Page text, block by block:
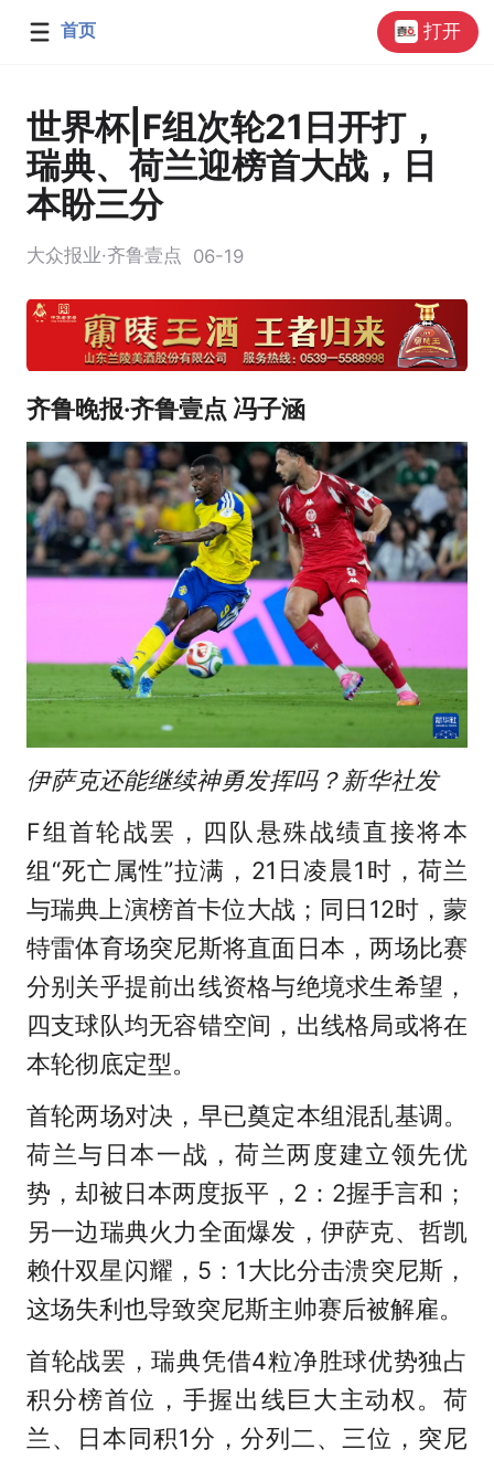
首页 打开
世界杯|F组次轮21日开打，
瑞典、荷兰迎榜首大战，日
本盼三分
大众报业·齐鲁壹点 06-19
齐鲁晚报·齐鲁壹点 冯子涵
伊萨克还能继续神勇发挥吗？新华社发
F组首轮战罢，四队悬殊战绩直接将本
组“死亡属性”拉满，21日凌晨1时，荷兰
与瑞典上演榜首卡位大战；同日12时，蒙
特雷体育场突尼斯将直面日本，两场比赛
分别关乎提前出线资格与绝境求生希望，
四支球队均无容错空间，出线格局或将在
本轮彻底定型。
首轮两场对决，早已奠定本组混乱基调。
荷兰与日本一战，荷兰两度建立领先优
势，却被日本两度扳平，2：2握手言和；
另一边瑞典火力全面爆发，伊萨克、哲凯
赖什双星闪耀，5：1大比分击溃突尼斯，
这场失利也导致突尼斯主帅赛后被解雇。
首轮战罢，瑞典凭借4粒净胜球优势独占
积分榜首位，手握出线巨大主动权。荷
兰、日本同积1分，分列二、三位，突尼